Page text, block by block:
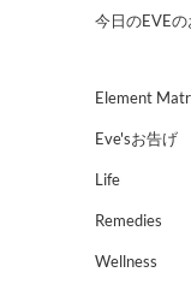
今日のEVEの
Element
Eve'sお告げ
Life
Remedies
Wellness